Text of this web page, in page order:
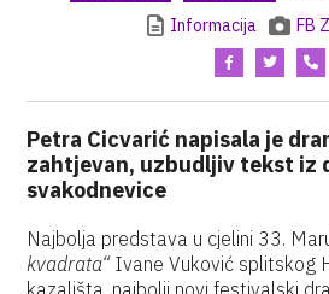
Informacija
FB
Petra Cicvarić napisala je
zahtjevan, uzbudljiv tekst iz
svakodnevice
Najbolja predstava u cjelini 33.
kvadrata“Ivane Vuković splitskog
kazališta, najbolji novi festivalski